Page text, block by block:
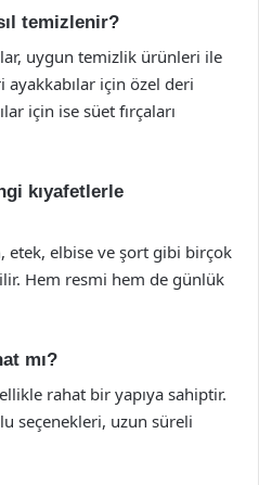
temizlenir?
uygun temizlik ürünleri ile
için özel deri
için ise süet fırçaları
kıyafetlerle
etek, elbise ve şort gibi birçok
Hem resmi hem de günlük
mı?
rahat bir yapıya sahiptir.
seçenekleri, uzun süreli